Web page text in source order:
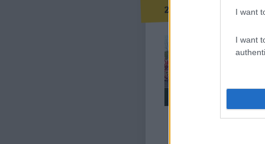
I want
I want
2012.05.22. 12:30 baum
A